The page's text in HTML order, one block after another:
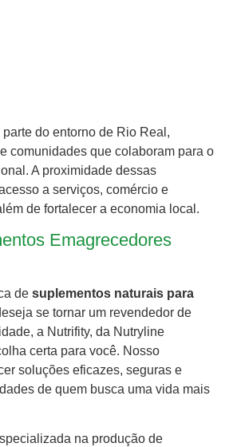
do entorno de Rio Real,
comunidades que colaboram para o
A proximidade dessas
a serviços, comércio e
de fortalecer a economia local.
Emagrecedores
de suplementos naturais para
se tornar um revendedor de
a Nutrifity, da Nutryline
certa para você. Nosso
soluções eficazes, seguras e
de quem busca uma vida mais
na produção de